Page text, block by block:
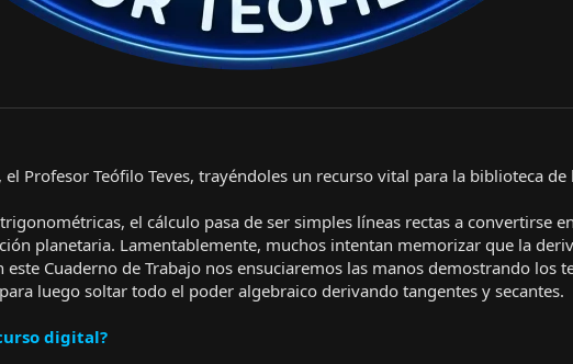
Profesor Teófilo Teves, trayéndoles un recurso vital para la biblioteca
el cálculo pasa de ser simples líneas rectas a convertirse
planetaria. Lamentablemente, muchos intentan memorizar que la
Cuaderno de Trabajo nos ensuciaremos las manos demostrando los
luego soltar todo el poder algebraico derivando tangentes y secantes.
digital?